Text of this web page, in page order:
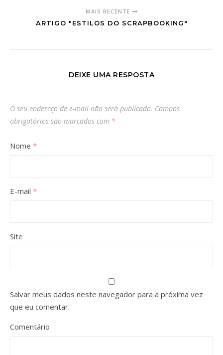
MAIS RECENTE
ARTIGO "ESTILOS DO SCRAPBOOKING"
DEIXE UMA RESPOSTA
O seu endereço de e-mail não será publicado. Campos
obrigatórios são marcados com *
Nome *
E-mail *
Site
Salvar meus dados neste navegador para a próxima vez
que eu comentar.
Comentário